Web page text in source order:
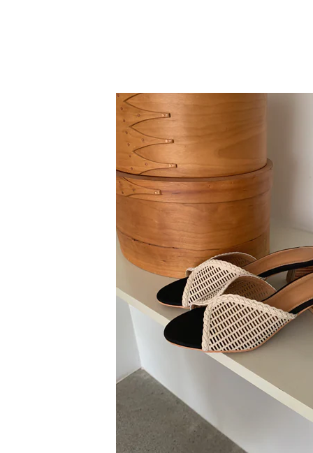
n. clear
36,000
맑고 시원한 백수정&글라스 비즈
클로징까지 예쁜 포인트 네크리